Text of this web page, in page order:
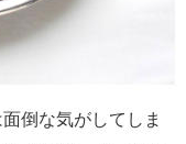
倒な気がしてしま